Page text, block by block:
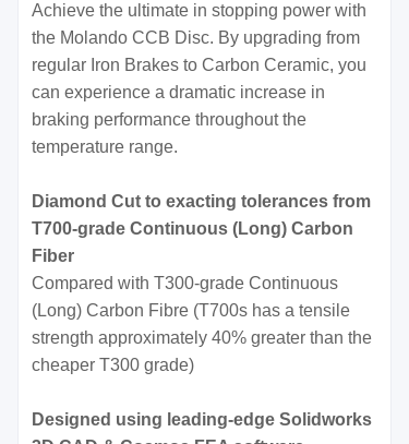
Achieve the ultimate in stopping power with
the Molando CCB Disc. By upgrading from
regular Iron Brakes to Carbon Ceramic, you
can experience a dramatic increase in
braking performance throughout the
temperature range.
Diamond Cut to exacting tolerances from
T700-grade Continuous (Long) Carbon
Fiber
Compared with T300-grade Continuous
(Long) Carbon Fibre (T700s has a tensile
strength approximately 40% greater than the
cheaper T300 grade)
Designed using leading-edge Solidworks